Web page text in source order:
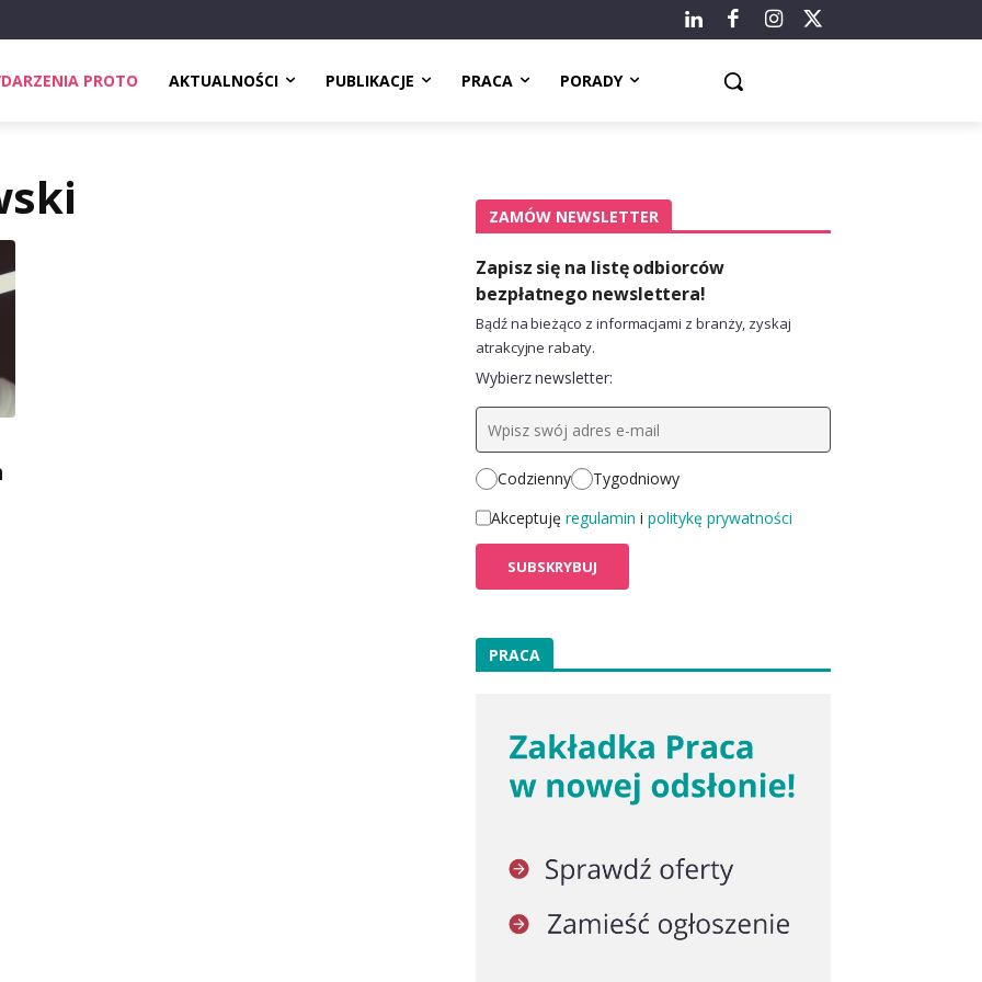
PROTO AKTUALNOŚCI PUBLIKACJE PRACA PORADY
ZAMÓW NEWSLETTER
Zapisz się na listę odbiorców
bezpłatnego newslettera!
Bądź na bieżąco z informacjami z branży, zyskaj
atrakcyjne rabaty.
Wybierz newsletter:
Codzienny
Tygodniowy
Akceptuję regulamin i politykę prywatności
PRACA